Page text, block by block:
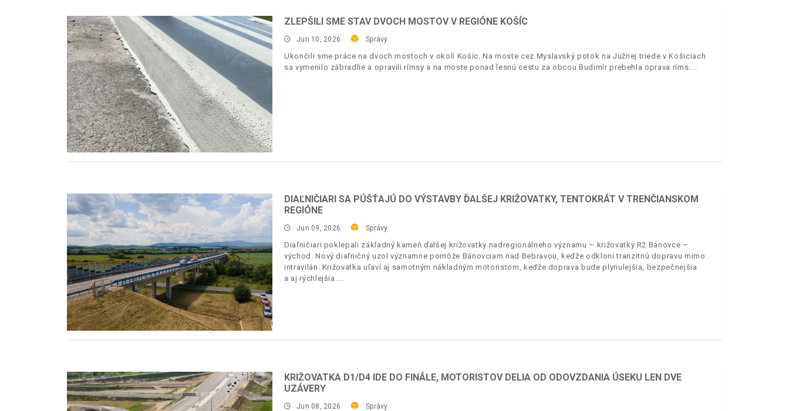
ZLEPŠILI SME STAV DVOCH MOSTOV V REGIÓNE KOŠÍC
Jun 10, 2026 Správy
Ukončili sme práce na dvoch mostoch v okolí Košíc. Na moste cez Myslavský potok na Južnej triede v Košiciach
sa vymenilo zábradlie a opravili rímsy a na moste ponad lesnú cestu za obcou Budimír prebehla oprava ríms.
DIAĽNIČIARI SA PÚŠŤAJÚ DO VÝSTAVBY ĎALŠEJ KRIŽOVATKY, TENTOKRÁT V TRENČIANSKOM
REGIÓNE
Jun 09, 2026 Správy
Diaľničiari poklepali základný kameň ďalšej križovatky nadregionálneho významu – križovatky R2 Bánovce –
východ. Nový diaľničný uzol významne pomôže Bánovciam nad Bebravou, keďže odkloní tranzitnú dopravu mimo
intravilán. Križovatka uľaví aj samotným nákladným motoristom, keďže doprava bude plynulejšia, bezpečnejšia
a aj rýchlejšia.
KRIŽOVATKA D1/D4 IDE DO FINÁLE, MOTORISTOV DELIA OD ODOVZDANIA ÚSEKU LEN DVE
UZÁVERY
Jun 08, 2026 Správy